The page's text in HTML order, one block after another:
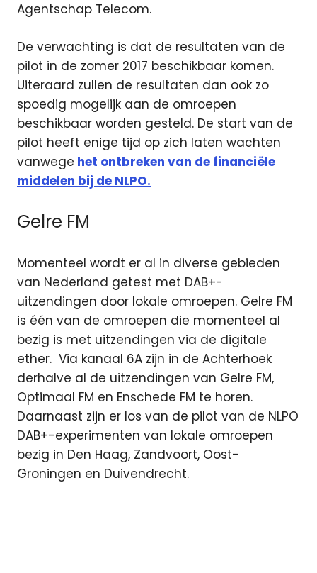
Agentschap Telecom.
De verwachting is dat de resultaten van de
pilot in de zomer 2017 beschikbaar komen.
Uiteraard zullen de resultaten dan ook zo
spoedig mogelijk aan de omroepen
beschikbaar worden gesteld. De start van de
pilot heeft enige tijd op zich laten wachten
vanwege het ontbreken van de financiële
middelen bij de NLPO.
Gelre FM
Momenteel wordt er al in diverse gebieden
van Nederland getest met DAB+-
uitzendingen door lokale omroepen. Gelre FM
is één van de omroepen die momenteel al
bezig is met uitzendingen via de digitale
ether. Via kanaal 6A zijn in de Achterhoek
derhalve al de uitzendingen van Gelre FM,
Optimaal FM en Enschede FM te horen.
Daarnaast zijn er los van de pilot van de NLPO
DAB+-experimenten van lokale omroepen
bezig in Den Haag, Zandvoort, Oost-
Groningen en Duivendrecht.